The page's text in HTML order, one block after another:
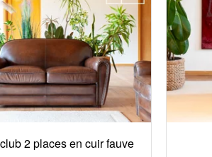
2 places en cuir fauve